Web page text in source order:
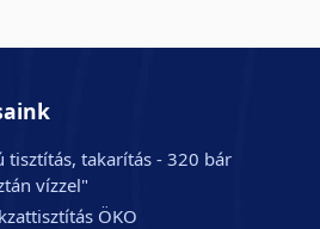
tisztítás, takarítás - 320 bár
vízzel"
ÖKO